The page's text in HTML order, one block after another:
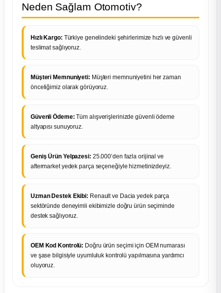
Neden Sağlam Otomotiv?
Hızlı Kargo: Türkiye genelindeki şehirlerimize hızlı ve güvenli
teslimat sağlıyoruz.
Müşteri Memnuniyeti: Müşteri memnuniyetini her zaman
önceliğimiz olarak görüyoruz.
Güvenli Ödeme: Tüm alışverişlerinizde güvenli ödeme
altyapısı sunuyoruz.
Geniş Ürün Yelpazesi: 25.000’den fazla orijinal ve
aftermarket yedek parça seçeneğiyle hizmetinizdeyiz.
Uzman Destek Ekibi: Renault ve Dacia yedek parça
sektöründe deneyimli ekibimizle doğru ürün seçiminde
destek sağlıyoruz.
OEM Kod Kontrolü: Doğru ürün seçimi için OEM numarası
ve şase bilgisiyle uyumluluk kontrolü yapılmasına yardımcı
oluyoruz.